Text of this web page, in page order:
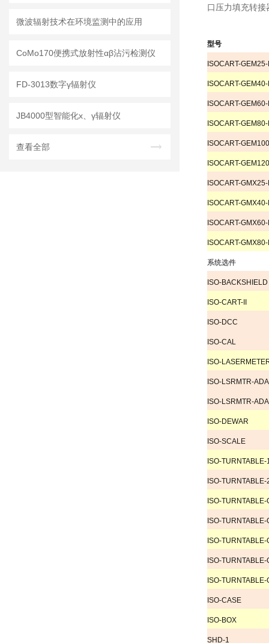
微波辐射技术在环境监测中的应用
CoMo170便携式放射性αβ沾污检测仪
FD-3013数字γ辐射仪
JB4000型智能化х、γ辐射仪
查看全部
口压力填充转
型号
ISOCART-
ISOCART-
ISOCART-
ISOCART-
ISOCART-
ISOCART-
ISOCART-
ISOCART-
ISOCART-
ISOCART-
系统选件
ISO-BACKSHIELD
ISO-CART-II
ISO-DCC
ISO-CAL
ISO-
ISO-LSRMTR-
ISO-LSRMTR-
ISO-DEWAR
ISO-SCALE
ISO-TURNTABLE-
ISO-TURNTABLE-
ISO-TURNTABLE-
ISO-TURNTABLE-
ISO-TURNTABLE-
ISO-TURNTABLE-
ISO-TURNTABLE-
ISO-CASE
ISO-BOX
SHD-1